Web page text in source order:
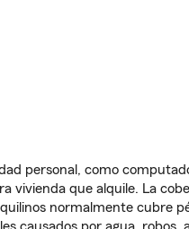
personal, como
vivienda que alquile. La
normalmente cubre